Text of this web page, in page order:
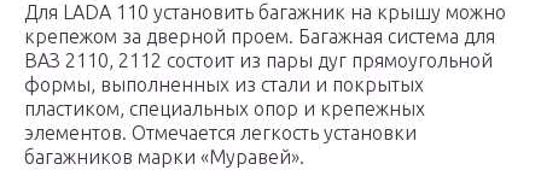
Для LADA 110 установить багажник на крышу можно
крепежом за дверной проем. Багажная система для
ВАЗ 2110, 2112 состоит из пары дуг прямоугольной
формы, выполненных из стали и покрытых
пластиком, специальных опор и крепежных
элементов. Отмечается легкость установки
багажников марки «Муравей».